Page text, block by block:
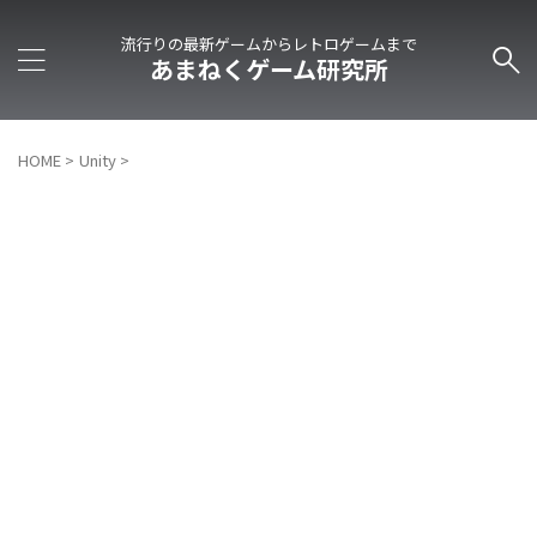
流行りの最新ゲームからレトロゲームまで
あまねくゲーム研究所
HOME > Unity >